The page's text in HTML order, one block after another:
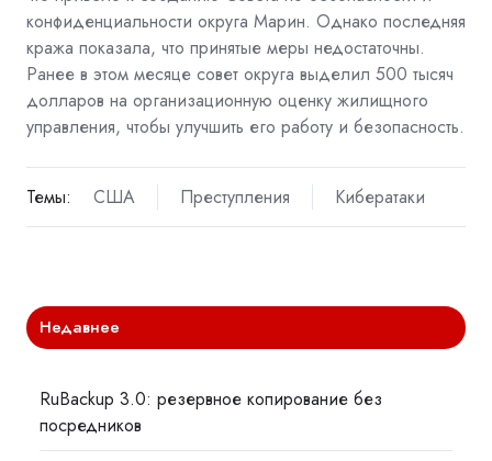
конфиденциальности округа Марин. Однако последняя
кража показала, что принятые меры недостаточны.
Ранее в этом месяце совет округа выделил 500 тысяч
долларов на организационную оценку жилищного
управления, чтобы улучшить его работу и безопасность.
Темы: США Преступления Кибератаки
Недавнее
RuBackup 3.0: резервное копирование без
посредников